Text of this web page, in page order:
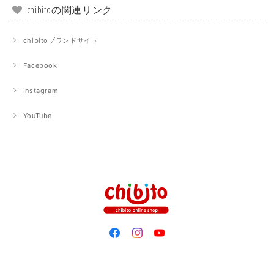
chibitoの関連リンク
chibitoブランドサイト
Facebook
Instagram
YouTube